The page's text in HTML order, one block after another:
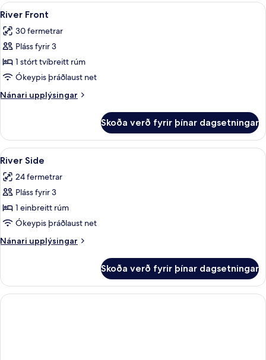
Skoða
allar
myndir
fyrir
River
Front
River Front | Ofnæmisprófaður
11
River Front
30 fermetrar
Pláss fyrir 3
1 stórt tvíbreitt rúm
Ókeypis þráðlaust net
Nánari upplýsingar
Nánari
Front
Skoða verð fyrir þínar dagsetningar
Skoða
allar
myndir
fyrir
River
Side
River Side | Ofnæmisprófaður
7
River Side
24 fermetrar
Pláss fyrir 3
1 einbreitt rúm
Ókeypis þráðlaust net
Nánari upplýsingar
Nánari
Side
Skoða verð fyrir þínar dagsetningar